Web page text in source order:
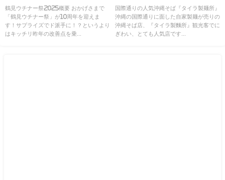
鶴見ウチナー祭2025概要 おかげさまで
「鶴見ウチナー祭」が10周年を迎えま
す！サプライズでド派手に！？というより
はキッチリ昨年の改善点を乗...
ば屋！製麺工場まで取材
国際通りの人気沖縄そば『タイラ製麺所』
沖縄の国際通りに面した自家製麺が売りの
沖縄そば店、『タイラ製麵所』観光客でに
ぎわい、とても人気店です...